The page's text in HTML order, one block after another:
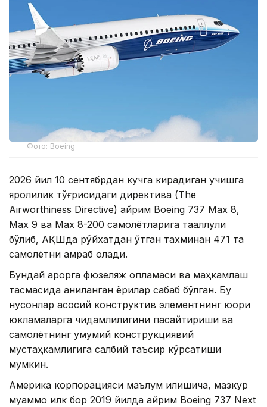
Фото: Boeing
2026 йил 10 сентябрдан кучга кирадиган учишга
яроқлилик тўғрисидаги директива (The
Airworthiness Directive) айрим Boeing 737 Max 8,
Max 9 ва Max 8-200 самолётларига тааллуқли
бўлиб, АҚШда рўйхатдан ўтган тахминан 471 та
самолётни қамраб олади.
Бундай қарорга фюзеляж қопламаси ва маҳкамлаш
тасмасида аниқланган ёриқлар сабаб бўлган. Бу
нуқсонлар асосий конструктив элементнинг юқори
юкламаларга чидамлилигини пасайтириши ва
самолётнинг умумий конструкциявий
мустаҳкамлигига салбий таъсир кўрсатиши
мумкин.
Америка корпорацияси маълум қилишича, мазкур
муаммо илк бор 2019 йилда айрим Boeing 737 Next